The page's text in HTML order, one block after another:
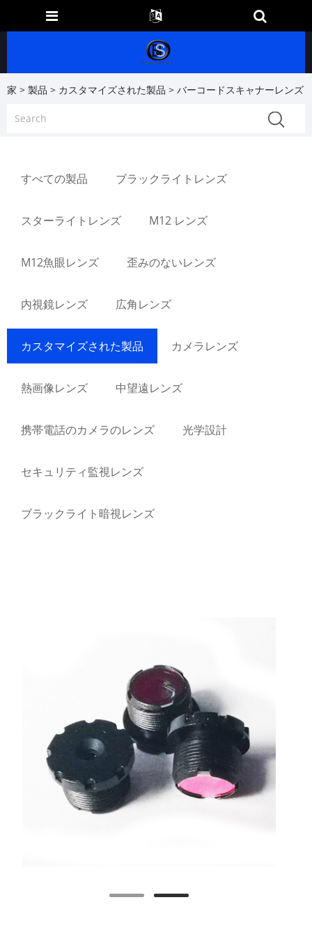
家 > 製品 > カスタマイズされた製品 > バーコードスキャナーレンズ
すべての製品 ブラックライトレンズ
スターライトレンズ M12 レンズ
M12魚眼レンズ 歪みのないレンズ
内視鏡レンズ 広角レンズ
カスタマイズされた製品 カメラレンズ
熱画像レンズ 中望遠レンズ
携帯電話のカメラのレンズ 光学設計
セキュリティ監視レンズ
ブラックライト暗視レンズ